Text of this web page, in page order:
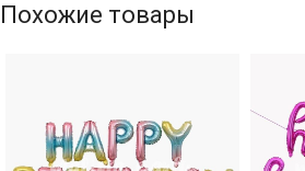
Похожие товары